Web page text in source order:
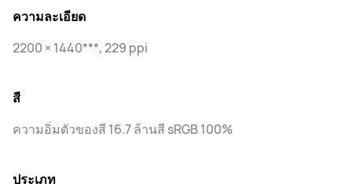
ความละเอียด
2200 × 1440***, 229 ppi
สี
ความอิ่มตัวของสี 16.7 ล้านสี sRGB 100%
ประเภท